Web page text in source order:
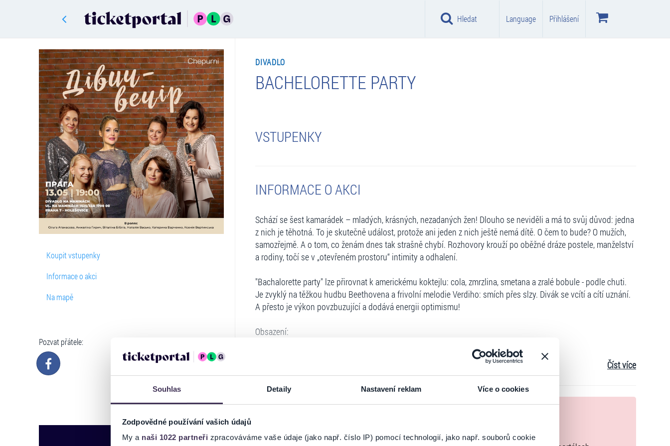
Souhlas Detaily Nastavení reklam Více o cookies
Zodpovědné používání vašich údajů
My a naši 1022 partneři zpracováváme vaše údaje (jako např. číslo IP) pomocí technologií, jako např. souborů cookie
Hledat Language Přihlášení
Koupit vstupenky
Informace o akci
Na mapě
Pozvat přátele:
DIVADLO
BACHELORETTE PARTY
VSTUPENKY
INFORMACE O AKCI
Schází se šest kamarádek – mladých, krásných, nezadaných žen! Dlouho se neviděli a má to svůj důvod: jedna
z nich je těhotná. To je skutečně událost, protože ani jeden z nich ještě nemá dítě. O čem to bude? O mužích,
samozřejmě. A o tom, co ženám dnes tak strašně chybí. Rozhovory krouží po oběžné dráze postele, manželství
a rodiny, točí se v „otevřeném prostoru“ intimity a odhalení.
"Bachalorette party" lze přirovnat k americkému koktejlu: cola, zmrzlina, smetana a zralé bobule - podle chuti.
Je zvyklý na těžkou hudbu Beethovena a frivolní melodie Verdiho: smích přes slzy. Divák se vcítí a cítí uznání.
A přesto je výkon povzbuzující a dodává energii optimismu!
Obsazení:
Olga Atanasova – divadelní a filmová herečka, hvězda televizního seriálu „The Landlady“, „Dapanki“ Anzhelika
Hyrych – Ctěná umělkyně Ukrajiny Vitalina Bibliv – Ctěná umělkyně Ukrajiny, herečka divadla Golden Gate,
„Krepačka a divadelní hvězda televizního seriálu Kripachenko“, Kate Vertynska - divadelní a filmová herečka,
hvězda televizního seriálu „SydorEnki a Sydorenki“
Autor hry – Laura Cunningham Režie – Tikhon Tikhomirov Umělec – Maria Pashkurova-Petrenko
Číst více
Ticketportal je zárukou pravosti vstupenek